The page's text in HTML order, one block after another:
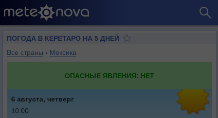
ПОГОДА В КЕРЕТАРО НА 5 ДНЕЙ
Все страны › Мексика
ОПАСНЫЕ ЯВЛЕНИЯ: НЕТ
6 августа, четверг
10:00